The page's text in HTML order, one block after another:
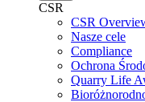
CSR
CSR
Nasze cele
Compliance
Ochrona
Quarry Life